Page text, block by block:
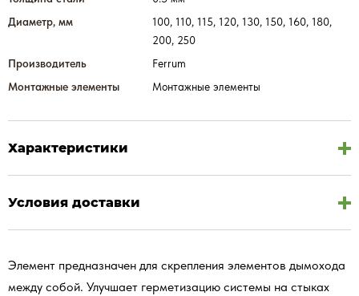
Диаметр, мм
100, 110, 115, 120, 130, 150, 160, 180,
200, 250
Производитель
Ferrum
Монтажные элементы
Монтажные элементы
Характеристики
Условия доставки
Элемент предназначен для скрепления элементов дымохода
между собой. Улучшает герметизацию системы на стыках